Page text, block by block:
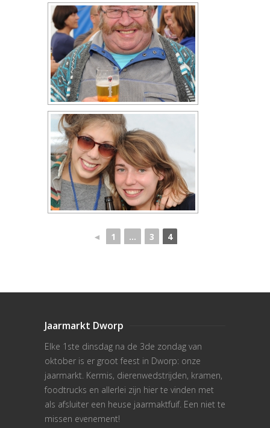
◄ 1 ... 3 4
Jaarmarkt Dworp
Elke 1ste dinsdag na de 3de zondag van
oktober is er groot feest in Dworp: onze
jaarmarkt. Kermis, dierenwedstrijden, kramen,
foodtrucks en allerlei zijn hier te vinden met
als afsluiter een heuse jaarmaktfuif. Een niet te
missen evenement!